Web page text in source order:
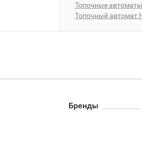
Топочные автоматы
Топочный автомат
Бренды